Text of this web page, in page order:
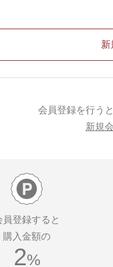
会員登録を行う
新規
員登録すると
購入金額の
2%